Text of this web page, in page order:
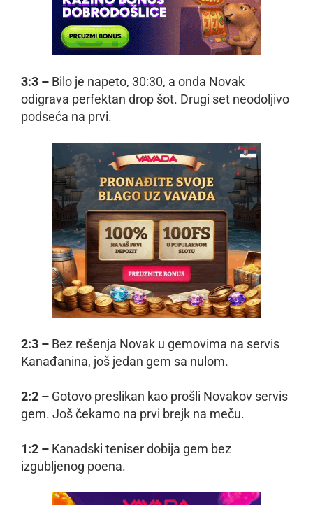
3:3 – Bilo je napeto, 30:30, a onda Novak
odigrava perfektan drop šot. Drugi set neodoljivo
podseća na prvi.
2:3 – Bez rešenja Novak u gemovima na servis
Kanađanina, još jedan gem sa nulom.
2:2 – Gotovo preslikan kao prošli Novakov servis
gem. Još čekamo na prvi brejk na meču.
1:2 – Kanadski teniser dobija gem bez
izgubljenog poena.